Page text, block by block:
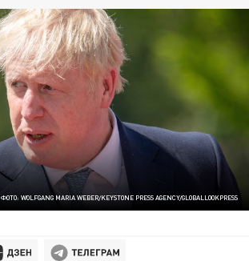
ФОТО: WOLFGANG MARIA WEBER/KEYSTONE PRESS AGENCY/GLOBALLOOKPRESS